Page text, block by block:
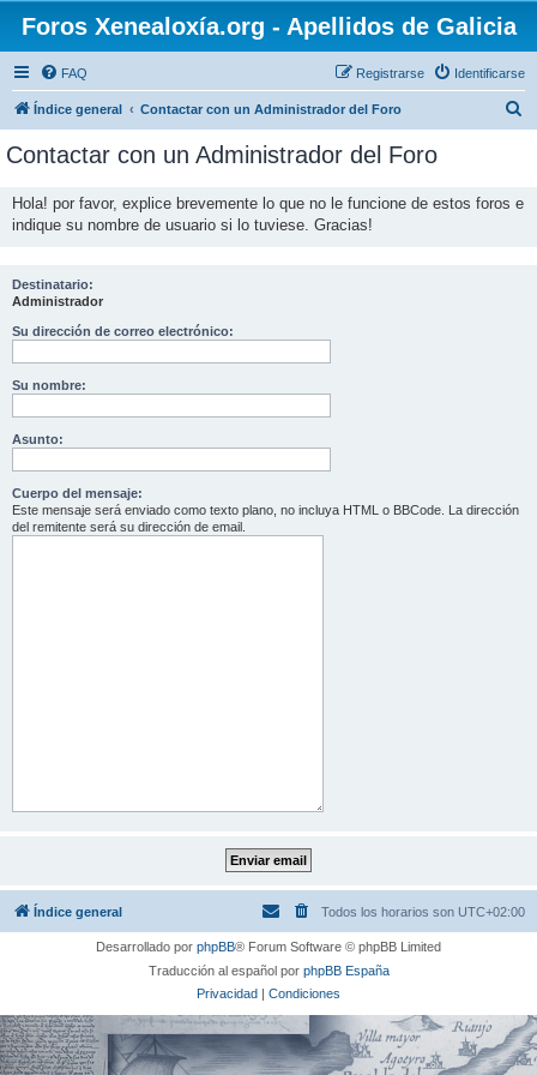
Foros Xenealoxía.org - Apellidos de Galicia
FAQ Identificarse
Registrarse
Índice general Contactar con un Administrador del Foro
Contactar con un Administrador del Foro
Hola! por favor, explice brevemente lo que no le funcione de estos foros e
indique su nombre de usuario si lo tuviese. Gracias!
Destinatario:
Administrador
Su dirección de correo electrónico:
Su nombre:
Asunto:
Cuerpo del mensaje:
Este mensaje será enviado como texto plano, no incluya HTML o BBCode. La dirección
del remitente será su dirección de email.
Índice general Todos los horarios son UTC+02:00
Desarrollado por phpBB® Forum Software © phpBB Limited
Traducción al español por phpBB España
Privacidad | Condiciones